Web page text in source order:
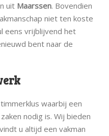
uit Maarssen. Bovendien
niet ten koste
eens vrijblijvend het
bent naar de
waarbij een
nodig is. Wij bieden
u altijd een vakman